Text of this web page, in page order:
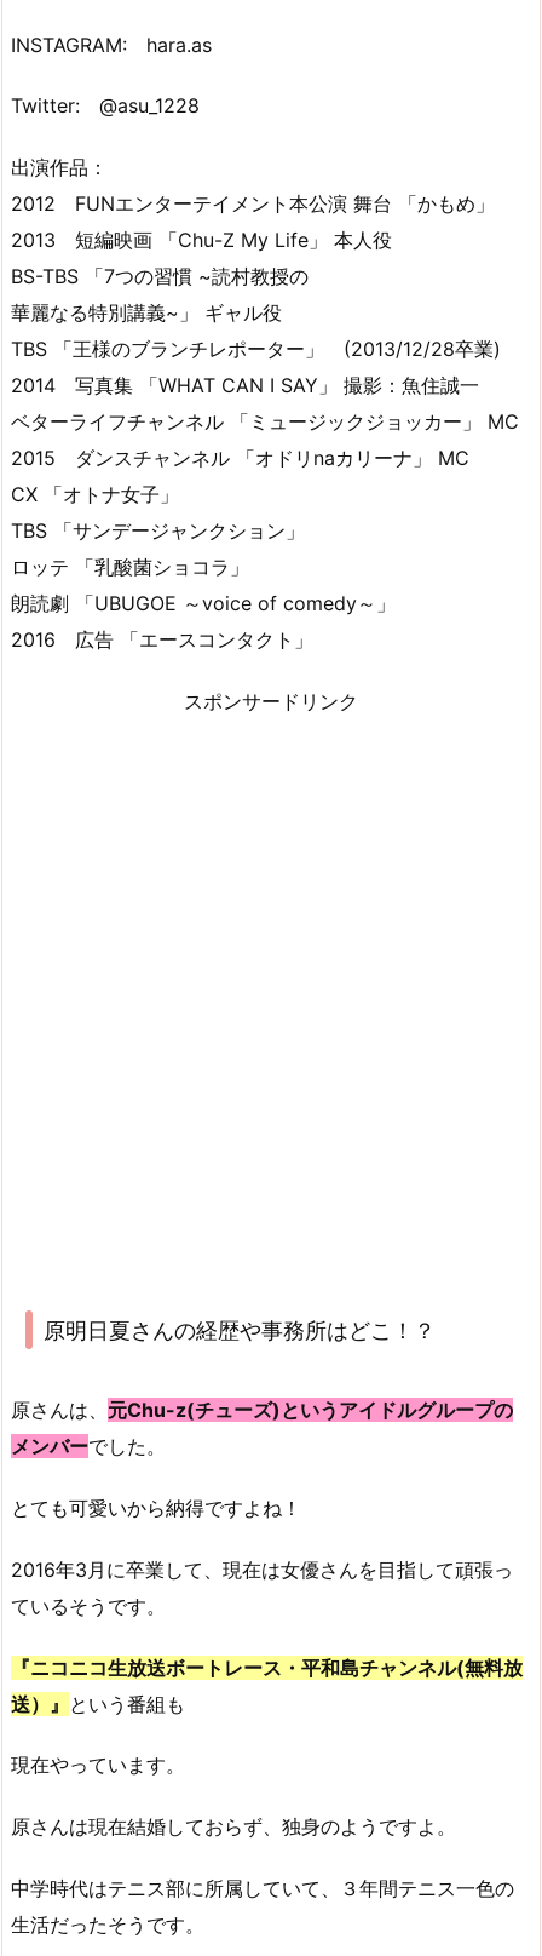
INSTAGRAM: hara.as
Twitter: @asu_1228
出演作品：
2012 FUNエンターテイメント本公演 舞台 「かもめ」
2013 短編映画 「Chu-Z My Life」 本人役
BS-TBS 「7つの習慣 ~読村教授の
華麗なる特別講義~」 ギャル役
TBS 「王様のブランチレポーター」 (2013/12/28卒業)
2014 写真集 「WHAT CAN I SAY」 撮影：魚住誠一
ベターライフチャンネル 「ミュージックジョッカー」 MC
2015 ダンスチャンネル 「オドリnaカリーナ」 MC
CX 「オトナ女子」
TBS 「サンデージャンクション」
ロッテ 「乳酸菌ショコラ」
朗読劇 「UBUGOE ～voice of comedy～」
2016 広告 「エースコンタクト」
スポンサードリンク
原明日夏さんの経歴や事務所はどこ！？
原さんは、 元Chu-z(チューズ)というアイドルグループの
メンバーでした。
とても可愛いから納得ですよね！
2016年3月に卒業して、現在は女優さんを目指して頑張っ
ているそうです。
『ニコニコ生放送ボートレース・平和島チャンネル(無料放
送）』 という番組も
現在やっています。
原さんは現在結婚しておらず、独身のようですよ。
中学時代はテニス部に所属していて、３年間テニス一色の
生活だったそうです。